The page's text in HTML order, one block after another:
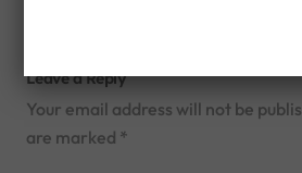
Leave a Reply
Your email address will not be
are marked *